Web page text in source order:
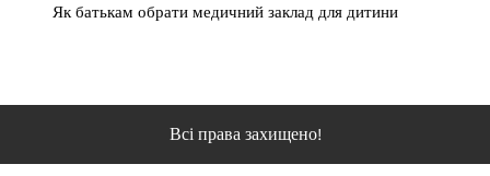
Як батькам обрати медичний заклад для дитини
Всі права захищено!